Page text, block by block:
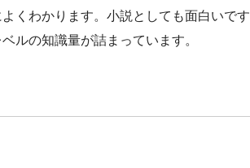
くわかります。小説としても面白いです
ルの知識量が詰まっています。